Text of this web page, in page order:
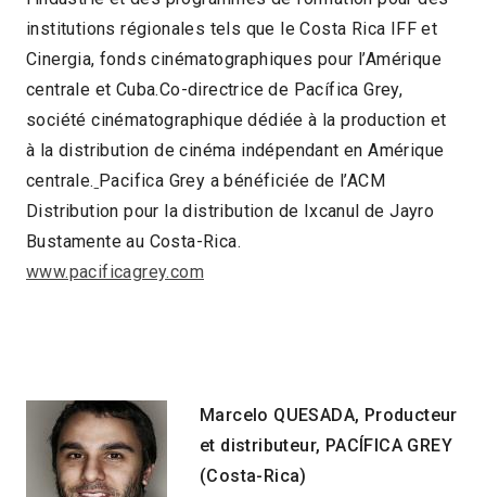
institutions régionales tels que le Costa Rica IFF et
Cinergia, fonds cinématographiques pour l’Amérique
centrale et Cuba.Co-directrice de Pacífica Grey,
société cinématographique dédiée à la production et
à la distribution de cinéma indépendant en Amérique
centrale. Pacifica Grey a bénéficiée de l’ACM
Distribution pour la distribution de Ixcanul de Jayro
Bustamente au Costa-Rica.
www.pacificagrey.com
Marcelo QUESADA, Producteur
et distributeur, PACÍFICA GREY
(Costa-Rica)